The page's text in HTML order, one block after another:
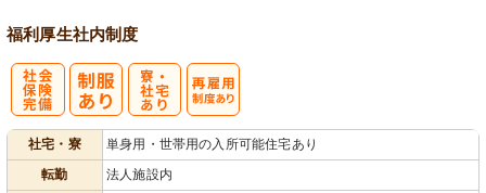
福利厚生社内制度
社宅・寮
単身用・世帯用の入所可能住宅あり
転勤
法人施設内